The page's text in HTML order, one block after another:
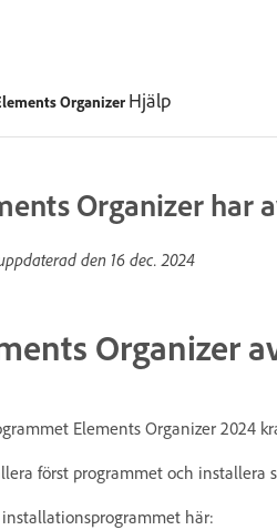
Organizer Hjälp
Organizer har
den 16 dec. 2024
Organizer
Elements Organizer 2024
först programmet och installera
här: